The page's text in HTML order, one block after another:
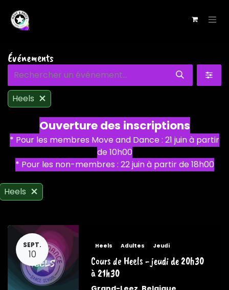
Événements
Heels
Ouverture des inscriptions
* Pour les membres Move and Dance : 21 juin à partir
de 10h00
* Pour les non-membres : 22 juin à partir de 18h00
Heels
SEPT.
10
Heels Adultes Jeudi
Cours de Heels - jeudi de 20h30
à 21h30